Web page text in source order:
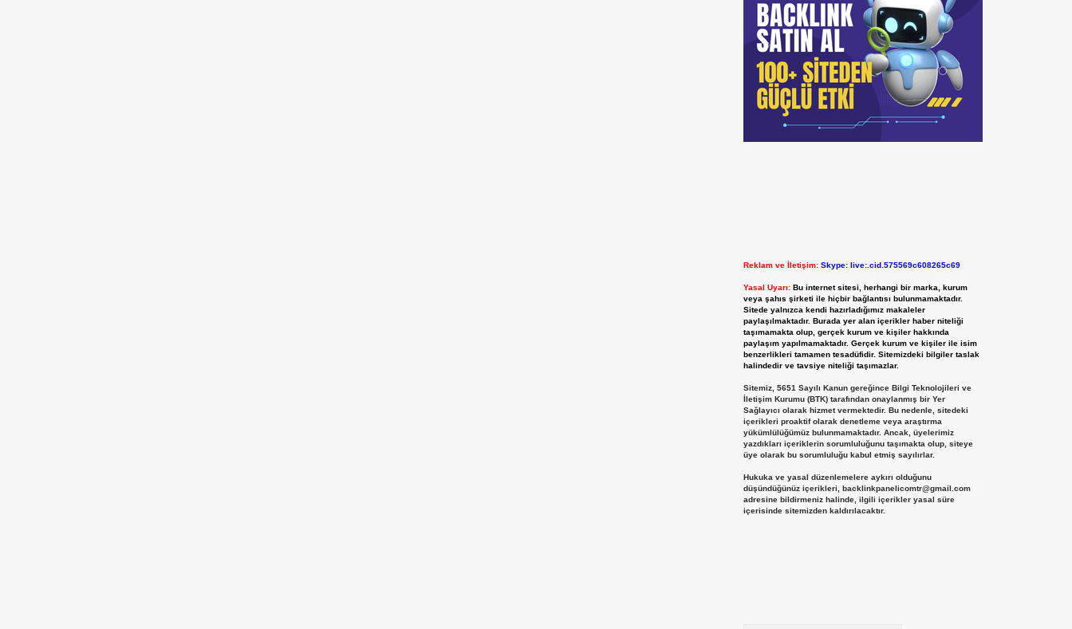
Reklam ve İletişim: Skype: live:.cid.575569c608265c69
Yasal Uyarı: Bu internet sitesi, herhangi bir marka, kurum
veya şahıs şirketi ile hiçbir bağlantısı bulunmamaktadır.
Sitede yalnızca kendi hazırladığımız makaleler
paylaşılmaktadır. Burada yer alan içerikler haber niteliği
taşımamakta olup, gerçek kurum ve kişiler hakkında
paylaşım yapılmamaktadır. Gerçek kurum ve kişiler ile isim
benzerlikleri tamamen tesadüfidir. Sitemizdeki bilgiler taslak
halindedir ve tavsiye niteliği taşımazlar.
Sitemiz, 5651 Sayılı Kanun gereğince Bilgi Teknolojileri ve
İletişim Kurumu (BTK) tarafından onaylanmış bir Yer
Sağlayıcı olarak hizmet vermektedir. Bu nedenle, sitedeki
içerikleri proaktif olarak denetleme veya araştırma
yükümlülüğümüz bulunmamaktadır. Ancak, üyelerimiz
yazdıkları içeriklerin sorumluluğunu taşımakta olup, siteye
üye olarak bu sorumluluğu kabul etmiş sayılırlar.
Hukuka ve yasal düzenlemelere aykırı olduğunu
düşündüğünüz içerikleri, backlinkpanelicomtr@gmail.com
adresine bildirmeniz halinde, ilgili içerikler yasal süre
içerisinde sitemizden kaldırılacaktır.